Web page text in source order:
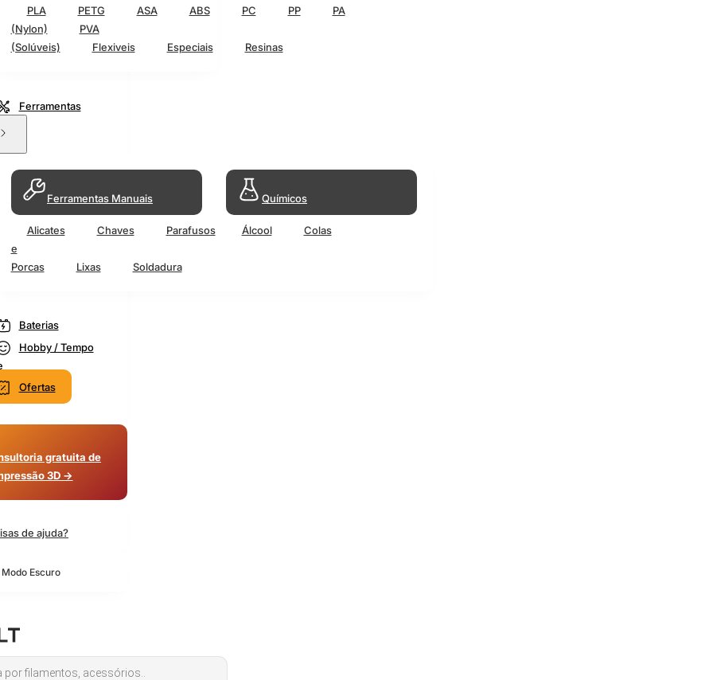
PLA PETG ASA ABS PC PP
PA
(Nylon)
PVA
(Solúveis)
Flexiveis Especiais Resinas
Ferramentas
Ferramentas Manuais
Alicates Chaves
Parafusos
e
Porcas
Lixas Soldadura
Químicos
Álcool Colas
Baterias
Hobby / Tempo
Ofertas
gratuita de
3D →
de ajuda?
Escuro